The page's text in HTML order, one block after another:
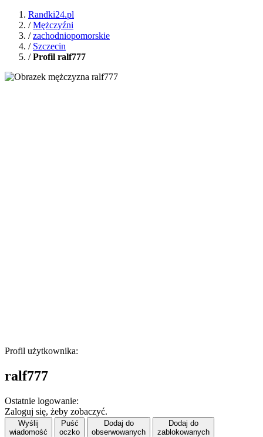
Randki24.pl
/Mężczyźni
/zachodniopomorskie
/ Szczecin
/Profil ralf777
Profil użytkownika:
ralf777
Ostatnie logowanie:
Zaloguj się, żeby zobaczyć.
Wyślij
wiadomość
Puść
oczko
Dodaj do
obserwowanych
Dodaj do
zablokowanych